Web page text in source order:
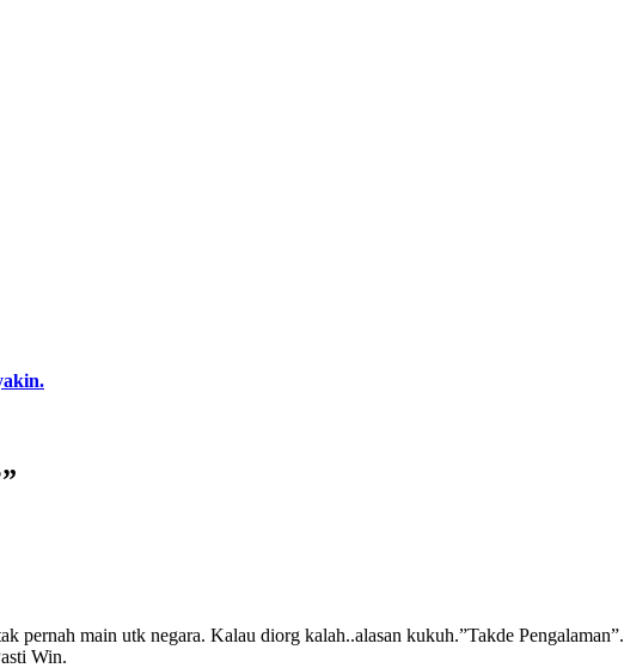
”
main utk negara. Kalau diorg kalah..alasan kukuh.”Takde Pengalaman”.
Win.